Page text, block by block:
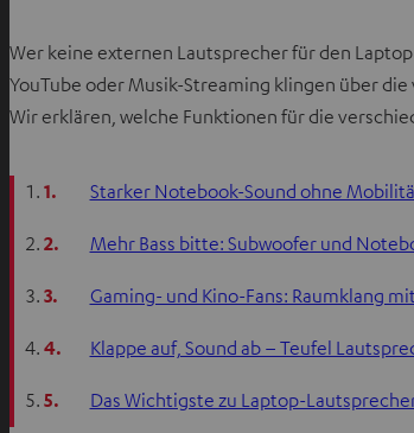
Wer keine externen Lautsprecher für den
YouTube oder Musik-Streaming klingen über
Wir erklären, welche Funktionen für die
1. Starker Notebook-Sound ohne
2. Mehr Bass bitte: Subwoofer und
3. Gaming- und Kino-Fans: Raumklang
4. Klappe auf, Sound ab – Teufel
5. Das Wichtigste zu Laptop-